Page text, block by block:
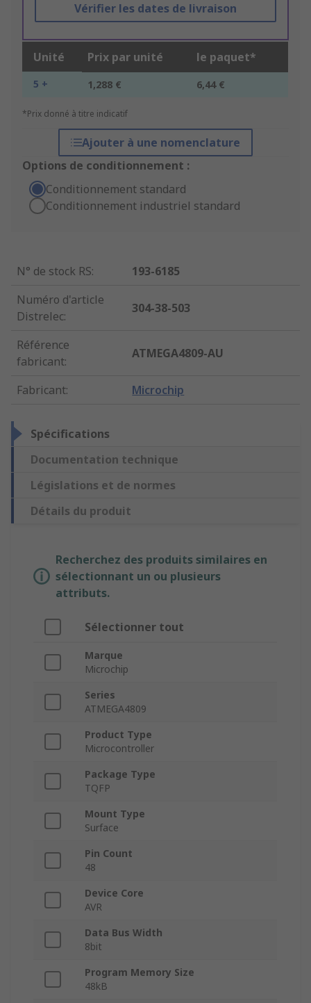
Vérifier les dates de livraison
Unité Prix par unité le paquet*
5 + 1,288 € 6,44 €
*Prix donné à titre indicatif
Ajouter à une nomenclature
Options de conditionnement :
Conditionnement standard
Conditionnement industriel standard
N° de stock RS:
193-6185
Numéro d'article
Distrelec:
304-38-503
Référence
fabricant:
ATMEGA4809-AU
Fabricant: Microchip
Spécifications
Documentation technique
Législations et de normes
Détails du produit
Recherchez des produits similaires en
sélectionnant un ou plusieurs
attributs.
Sélectionner tout
Marque
Microchip
Series
ATMEGA4809
Product Type
Microcontroller
Package Type
TQFP
Mount Type
Surface
Pin Count
48
Device Core
AVR
Data Bus Width
8bit
Program Memory Size
48kB